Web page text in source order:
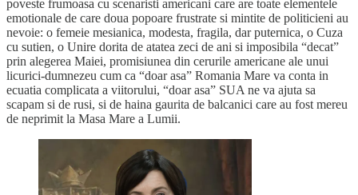
poveste frumoasa cu scenaristi americani care are toate elementele
emotionale de care doua popoare frustrate si mintite de politicieni au
nevoie: o femeie mesianica, modesta, fragila, dar puternica, o Cuza
cu sutien, o Unire dorita de atatea zeci de ani si imposibila “decat”
prin alegerea Maiei, promisiunea din cerurile americane ale unui
licurici-dumnezeu cum ca “doar asa” Romania Mare va conta in
ecuatia complicata a viitorului, “doar asa” SUA ne va ajuta sa
scapam si de rusi, si de haina gaurita de balcanici care au fost mereu
de neprimit la Masa Mare a Lumii.